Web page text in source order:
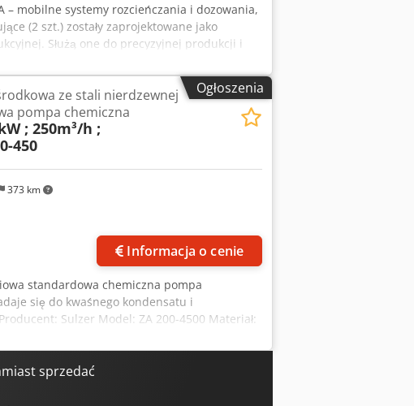
– mobilne systemy rozcieńczania i dozowania,
(2 szt.) zostały zaprojektowane jako
Służą one do precyzyjnej produkcji i
w procesie produkcyjnym, bez
Zakres dozowania: 1. Urządzenie: 60–2100
Ecodos – do precyzyjnego dozowania różnych
do dokładnej regulacji ciśnienia i przepływu.
jednorodne mieszanie dozowanych mediów.
czujniki ciśnienia, mierniki pH i
15 Touch Panel PC 667 Sterownik:
P System analizy płynów: Mettler Toledo
x 130 x 220 cm + ok. 150 x 90 x 165 cm
Ogłoszenia
373 km
ze stali nierdzewnej
pompa chemiczna
; 250m³/h ;
450
Informacja o cenie
standardowa chemiczna pompa
się do kwaśnego kondensatu i
Sulzer Model: ZA 200-4500 Materiał:
Wysokość tłoczenia: 27 metrów przy 980
980 obr/min Rok budowy: 1987 Możliwa
1480 obr/min (informacja bez gwarancji)
88 kW Dostępne są również zawory
sprzedać